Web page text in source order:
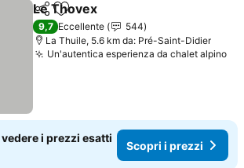
CondividiAggiungi ai preferiti
Le Thovex
9,7 Eccellente
544
La Thuile, 5.6 km da: Pré-Saint-Didier
Un'autentica esperienza da chalet alpino
i prezzi esatti
Scopri i prezzi